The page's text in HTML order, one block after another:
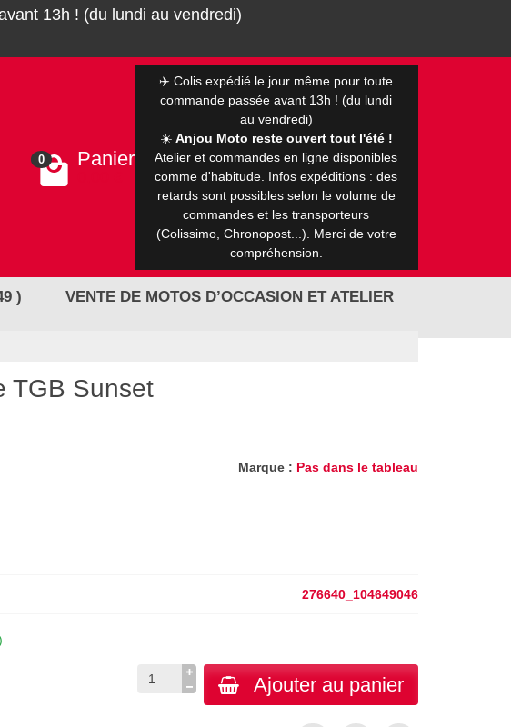
13h ! (du lundi au vendredi)
0 Panier
✈️ Colis expédié le jour même pour toute
commande passée avant 13h ! (du lundi
au vendredi)
☀️ Anjou Moto reste ouvert tout l'été !
Atelier et commandes en ligne disponibles
comme d'habitude. Infos expéditions : des
retards sont possibles selon le volume de
commandes et les transporteurs
(Colissimo, Chronopost...). Merci de votre
compréhension.
) VENTE DE MOTOS D’OCCASION ET ATELIER
TGB Sunset
Marque : Pas dans le tableau
276640_104649046
Ajouter au panier